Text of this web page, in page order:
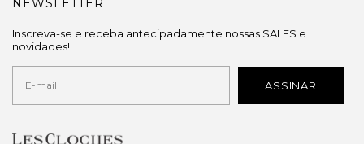
NEWSLETTER
Inscreva-se e receba antecipadamente nossas SALES e
novidades!